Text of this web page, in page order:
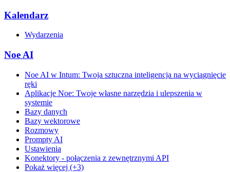
Kalendarz
Wydarzenia
Noe AI
Noe AI w Intum: Twoja sztuczna inteligencja na wyciągnięcie
ręki
Aplikacje Noe: Twoje własne narzędzia i ulepszenia w
systemie
Bazy danych
Bazy wektorowe
Rozmowy
Prompty AI
Ustawienia
Konektory - połączenia z zewnętrznymi API
Pokaż więcej (+3)